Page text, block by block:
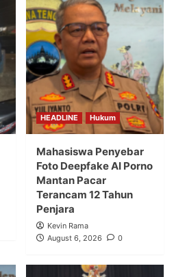
HEADLINE Hukum
Mahasiswa Penyebar
Foto Deepfake AI Porno
Mantan Pacar
Terancam 12 Tahun
Penjara
Kevin Rama
August 6, 2026
0